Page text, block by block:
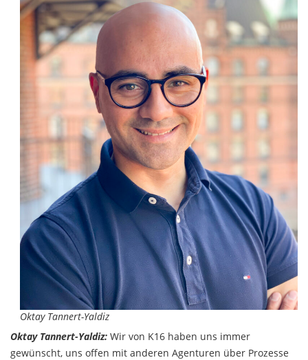
Oktay Tannert-Yaldiz
Oktay Tannert-Yaldiz: Wir von K16 haben uns immer
gewünscht, uns offen mit anderen Agenturen über Prozesse